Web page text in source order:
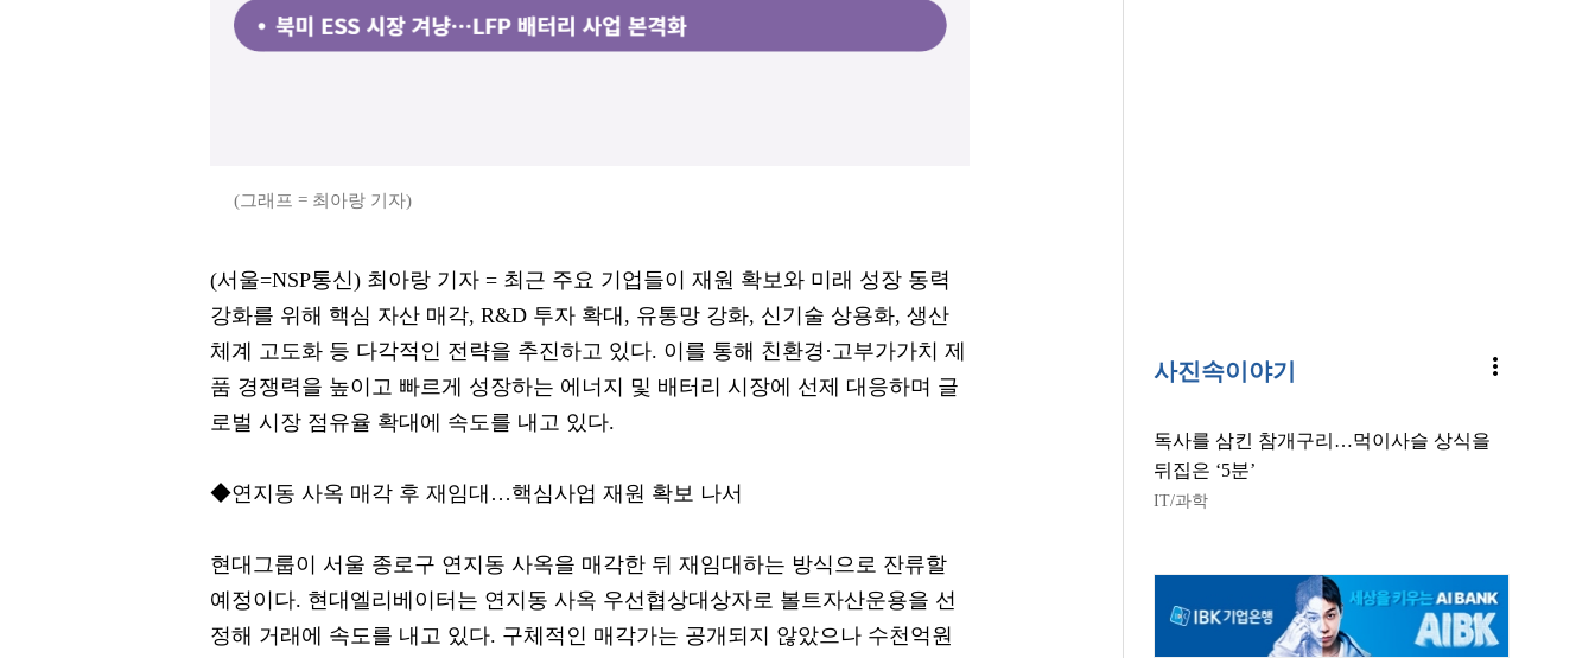
(그래프 = 최아랑 기자)
(서울=NSP통신) 최아랑 기자 = 최근 주요 기업들이 재원 확보와 미래 성장 동력
강화를 위해 핵심 자산 매각, R&D 투자 확대, 유통망 강화, 신기술 상용화, 생산
체계 고도화 등 다각적인 전략을 추진하고 있다. 이를 통해 친환경·고부가가치 제
품 경쟁력을 높이고 빠르게 성장하는 에너지 및 배터리 시장에 선제 대응하며 글
로벌 시장 점유율 확대에 속도를 내고 있다.
◆연지동 사옥 매각 후 재임대…핵심사업 재원 확보 나서
현대그룹이 서울 종로구 연지동 사옥을 매각한 뒤 재임대하는 방식으로 잔류할
예정이다. 현대엘리베이터는 연지동 사옥 우선협상대상자로 볼트자산운용을 선
정해 거래에 속도를 내고 있다. 구체적인 매각가는 공개되지 않았으나 수천억원
사진속이야기 more_vert
독사를 삼킨 참개구리…먹이사슬 상식을
뒤집은 ‘5분’
IT/과학